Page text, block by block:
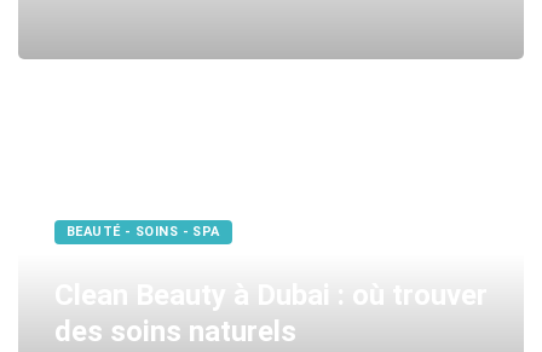
BEAUTÉ - SOINS - SPA
Clean Beauty à Dubai : où trouver
des soins naturels